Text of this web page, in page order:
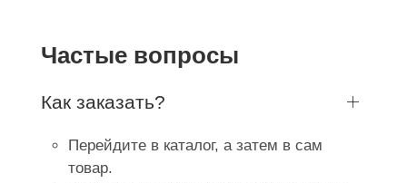
Частые вопросы
Как заказать?
Перейдите в каталог, а затем в сам
товар.